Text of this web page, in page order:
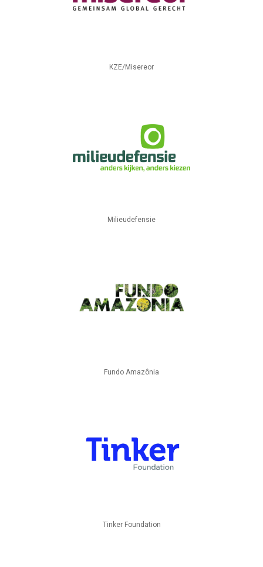
KZE/Misereor
Milieudefensie
Fundo Amazônia
Tinker Foundation